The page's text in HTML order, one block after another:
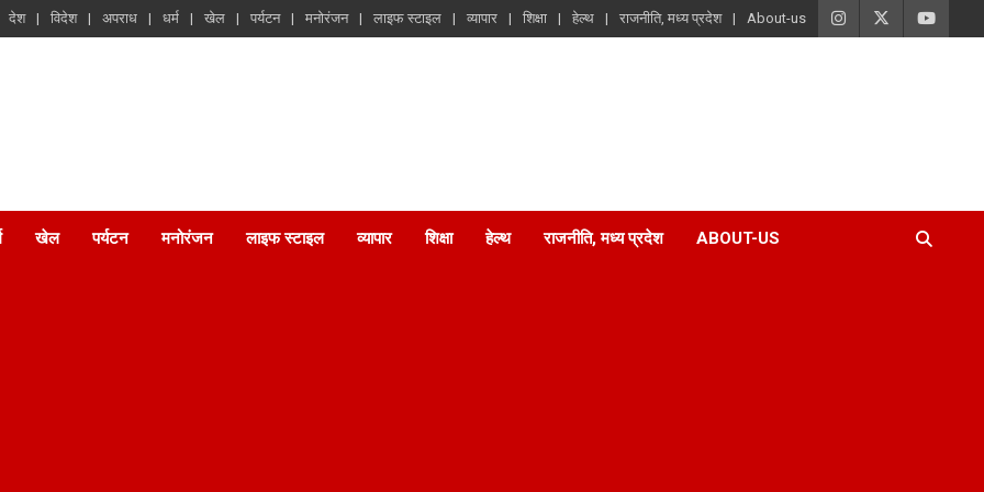
देश विदेश अपराध धर्म खेल पर्यटन मनोरंजन लाइफ स्टाइल व्यापार शिक्षा हेल्थ राजनीति, मध्य प्रदेश About-us
खेल पर्यटन मनोरंजन लाइफ स्टाइल व्यापार शिक्षा हेल्थ राजनीति, मध्य प्रदेश ABOUT-US